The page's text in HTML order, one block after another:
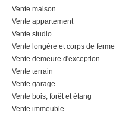
Vente maison
Vente appartement
Vente studio
Vente longère et corps de ferme
Vente demeure d'exception
Vente terrain
Vente garage
Vente bois, forêt et étang
Vente immeuble